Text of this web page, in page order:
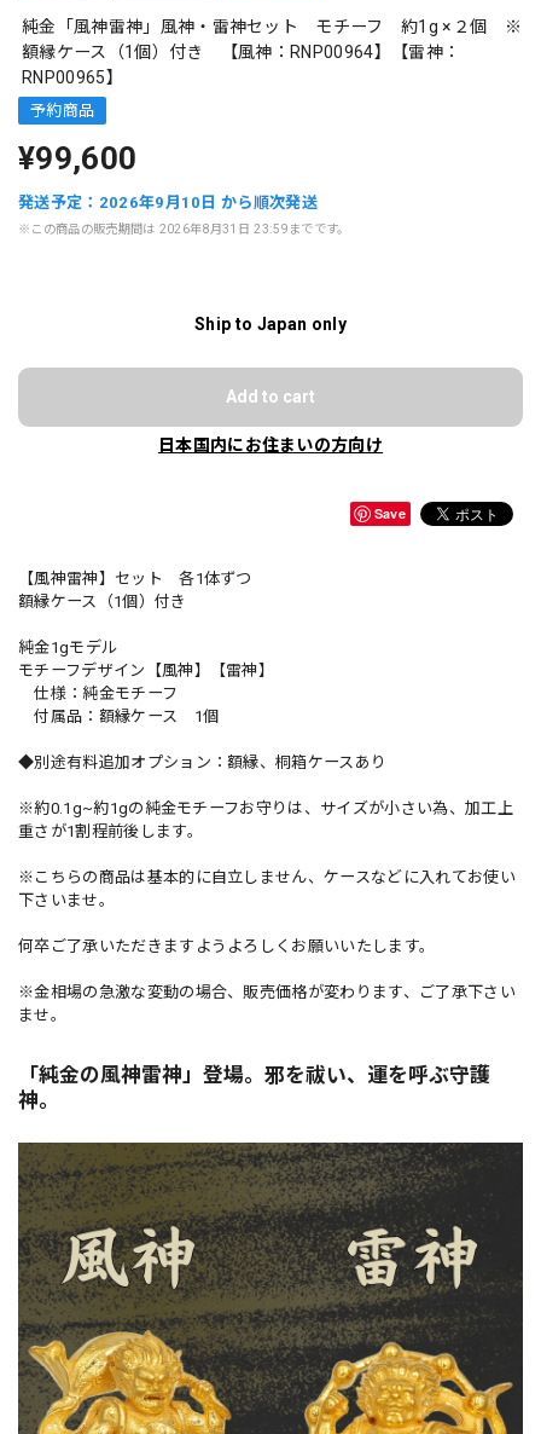
純金「風神雷神」風神・雷神セット モチーフ 約1g ×２個 ※
額縁ケース（1個）付き 【風神：RNP00964】【雷神：
RNP00965】
予約商品
¥99,600
発送予定：2026年9月10日 から順次発送
※この商品の販売期間は 2026年8月31日 23:59までです。
Ship to Japan only
Add to cart
日本国内にお住まいの方向け
Save
【風神雷神】セット 各1体ずつ
額縁ケース（1個）付き
純金1gモデル
モチーフデザイン【風神】【雷神】
仕様：純金モチーフ
付属品：額縁ケース 1個
◆別途有料追加オプション：額縁、桐箱ケースあり
※約0.1g~約1gの純金モチーフお守りは、サイズが小さい為、加工上
重さが1割程前後します。
※こちらの商品は基本的に自立しません、ケースなどに入れてお使い
下さいませ。
何卒ご了承いただきますようよろしくお願いいたします。
※金相場の急激な変動の場合、販売価格が変わります、ご了承下さい
ませ。
「純金の風神雷神」登場。邪を祓い、運を呼ぶ守護
神。